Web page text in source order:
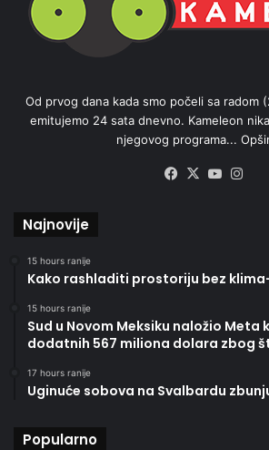
Od prvog dana kada smo počeli sa radom
emitujemo 24 sata dnevno. Kameleon
njegovog programa...
Facebook
X
Najnovije
15 hours ranije
Kako rashladiti prostoriju bez
15 hours ranije
Sud u Novom Meksiku naložio
dodatnih 567 miliona dolara zbog
17 hours ranije
Uginuće sobova na Svalbardu
Popularno